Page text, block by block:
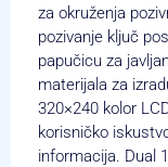
za okruženja
pozivanje ključ
papučicu za
materijala za
320×240 kolor
korisničko
informacija. Dual